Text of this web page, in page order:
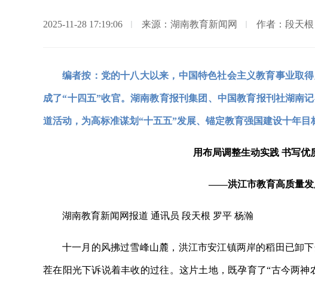
2025-11-28 17:19:06 来源：湖南教育新闻网 作者：段天
编者按：党的十八大以来，中国特色社会主义教育事业取
成了“十四五”收官。湖南教育报刊集团、中国教育报刊社湖南
道活动，为高标准谋划“十五五”发展、锚定教育强国建设十年目
用布局调整生动实践 书写优
——洪江市教育高质量发
湖南教育新闻网报道 通讯员 段天根 罗平 杨瀚
十一月的风拂过雪峰山麓，洪江市安江镇两岸的稻田已卸
茬在阳光下诉说着丰收的过往。这片土地，既孕育了“古今两